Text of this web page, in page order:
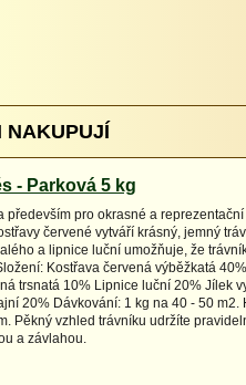
NAKUPUJÍ
- Parková 5 kg
především pro okrasné a reprezentační
červené vytváří krásný, jemný
a lipnice luční umožňuje, že
Kostřava červená výběžkatá 40%
trsnatá 10% Lipnice luční 20% Jílek
20% Dávkování: 1 kg na 40 - 50 m2.
Pěkný vzhled trávníku udržíte
a závlahou.